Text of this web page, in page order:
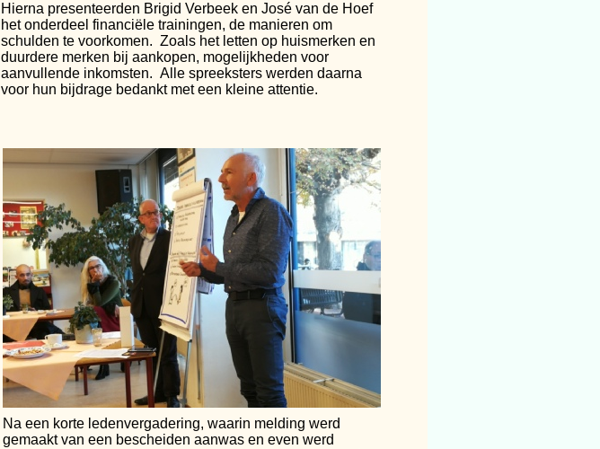
Hierna presenteerden Brigid Verbeek en José van de Hoef
het onderdeel financiële trainingen, de manieren om
schulden te voorkomen. Zoals het letten op huismerken en
duurdere merken bij aankopen, mogelijkheden voor
aanvullende inkomsten. Alle spreeksters werden daarna
voor hun bijdrage bedankt met een kleine attentie.
Na een korte ledenvergadering, waarin melding werd
gemaakt van een bescheiden aanwas en even werd